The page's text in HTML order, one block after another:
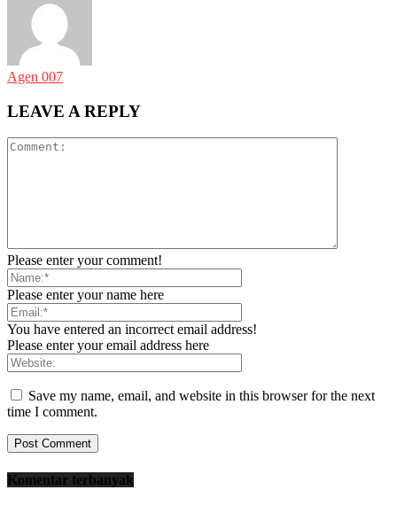
Agen 007
LEAVE A REPLY
Please enter your comment!
Please enter your name here
You have entered an incorrect email address!
Please enter your email address here
Save my name, email, and website in this browser for the next
time I comment.
Komentar terbanyak